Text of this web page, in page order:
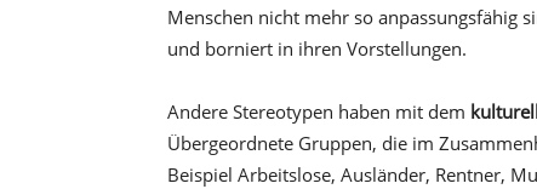
Menschen nicht mehr so anpassungsfähig
und borniert in ihren Vorstellungen.
Andere Stereotypen haben mit dem
Übergeordnete Gruppen, die im
Beispiel Arbeitslose, Ausländer, Rentner,